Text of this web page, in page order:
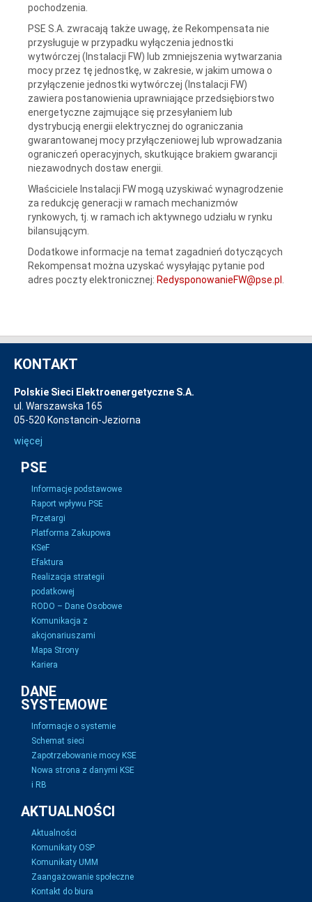
pochodzenia.
PSE S.A. zwracają także uwagę, że Rekompensata nie
przysługuje w przypadku wyłączenia jednostki
wytwórczej (Instalacji FW) lub zmniejszenia wytwarzania
mocy przez tę jednostkę, w zakresie, w jakim umowa o
przyłączenie jednostki wytwórczej (Instalacji FW)
zawiera postanowienia uprawniające przedsiębiorstwo
energetyczne zajmujące się przesyłaniem lub
dystrybucją energii elektrycznej do ograniczania
gwarantowanej mocy przyłączeniowej lub wprowadzania
ograniczeń operacyjnych, skutkujące brakiem gwarancji
niezawodnych dostaw energii.
Właściciele Instalacji FW mogą uzyskiwać wynagrodzenie
za redukcję generacji w ramach mechanizmów
rynkowych, tj. w ramach ich aktywnego udziału w rynku
bilansującym.
Dodatkowe informacje na temat zagadnień dotyczących
Rekompensat można uzyskać wysyłając pytanie pod
adres poczty elektronicznej: RedysponowanieFW@pse.pl
KONTAKT
Polskie Sieci Elektroenergetyczne S.A.
ul. Warszawska 165
05-520 Konstancin-Jeziorna
więcej
PSE
Informacje podstawowe
Raport wpływu PSE
Przetargi
Platforma Zakupowa
KSeF
Efaktura
Realizacja strategii
podatkowej
RODO – Dane Osobowe
Komunikacja z
akcjonariuszami
Mapa Strony
Kariera
DANE
SYSTEMOWE
Informacje o systemie
Schemat sieci
Zapotrzebowanie mocy KSE
Nowa strona z danymi KSE
i RB
AKTUALNOŚCI
Aktualności
Komunikaty OSP
Komunikaty UMM
Zaangażowanie społeczne
Kontakt do biura